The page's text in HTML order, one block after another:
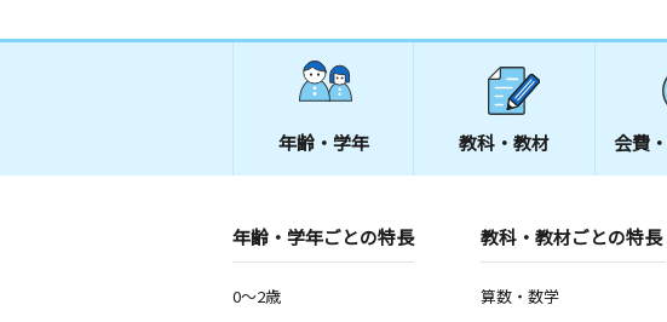
年齢・学年 教科・教材 会費・
年齢・学年ごとの特長
0～2歳
教科・教材ごとの特長
算数・数学